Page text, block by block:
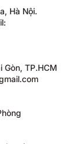
Hà Nội.
Gòn, TP.HCM